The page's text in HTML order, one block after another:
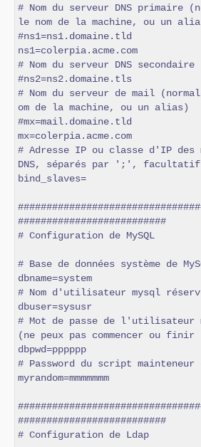
# Nom du serveur DNS primaire
le nom de la machine, ou un
#ns1=ns1.domaine.tld
ns1=colerpia.acme.com
# Nom du serveur DNS secondaire
#ns2=ns2.domaine.tls
# Nom du serveur de mail
om de la machine, ou un alias)
#mx=mail.domaine.tld
mx=colerpia.acme.com
# Adresse IP ou classe d'IP des
DNS, séparés par ';', facultatif
bind_slaves=
##########################
# Configuration de MySQL
# Base de données système de
dbname=system
# Nom d'utilisateur mysql
dbuser=sysusr
# Mot de passe de l'utilisateur
(ne peux pas commencer ou
dbpwd=pppppp
# Password du script mainteneur
myrandom=mmmmmmm
##########################
# Configuration de Ldap